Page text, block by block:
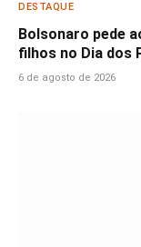
DESTAQUE
Bolsonaro pede
filhos no Dia dos
6 de agosto de 2026